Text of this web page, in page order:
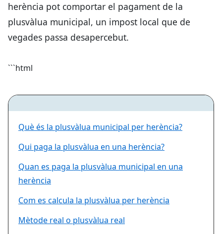
herència pot comportar el pagament de la
plusvàlua municipal, un impost local que de
vegades passa desapercebut.
```html
Què és la plusvàlua municipal per herència?
Qui paga la plusvàlua en una herència?
Quan es paga la plusvàlua municipal en una
herència
Com es calcula la plusvàlua per herència
Mètode real o plusvàlua real